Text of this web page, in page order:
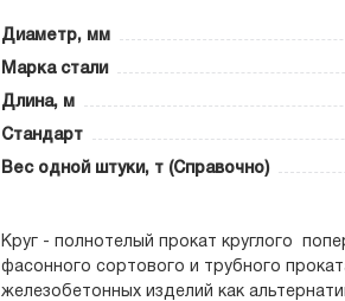
Диаметр, мм
Марка стали
Длина, м
Стандарт
Вес одной штуки, т (Справочно)
Круг - полнотелый прокат круглого
фасонного сортового и трубного
железобетонных изделий как